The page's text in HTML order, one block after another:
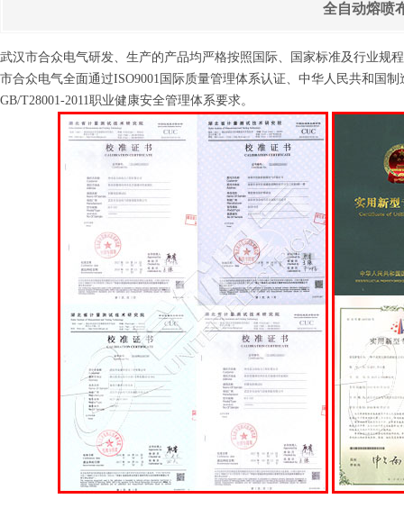
全自动熔喷
武汉市合众电气研发、生产的产品均严格按照国际、国家标准及行业规
市合众电气全面通过ISO9001国际质量管理体系认证、中华人民共和国
GB/T28001-2011职业健康安全管理体系要求。